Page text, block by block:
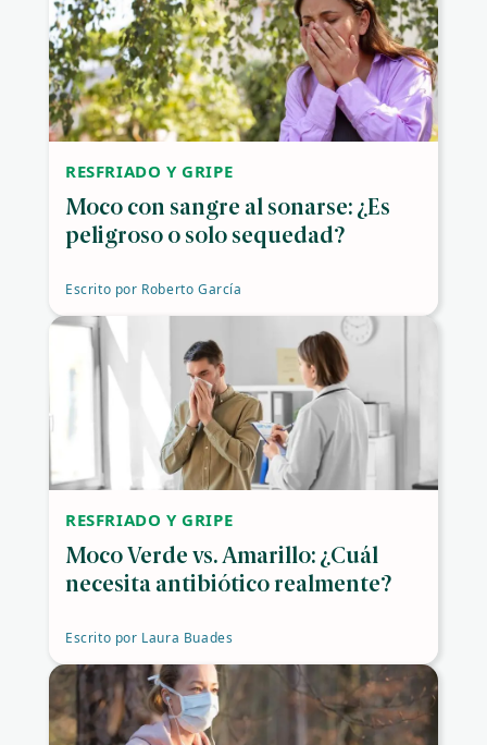
RESFRIADO Y GRIPE
Moco con sangre al sonarse: ¿Es
peligroso o solo sequedad?
Escrito por Roberto García
RESFRIADO Y GRIPE
Moco Verde vs. Amarillo: ¿Cuál
necesita antibiótico realmente?
Escrito por Laura Buades